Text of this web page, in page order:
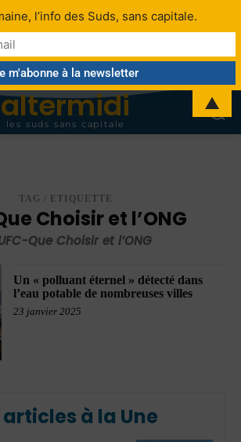
altermidi
les suds sans capitale
TAG / ETIQUETTE
Choisir et l’ONG
Que Choisir et l’ONG
Un « polluant éternel » détecté dans
l’eau potable de nombreuses villes
23 janvier 2025
à la Une
l’info des Suds, sans capitale.
▲